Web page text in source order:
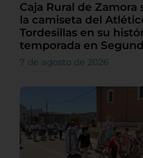
Caja Rural de Zamora
la camiseta del
Tordesillas en su
temporada en
7 de agosto de 2026